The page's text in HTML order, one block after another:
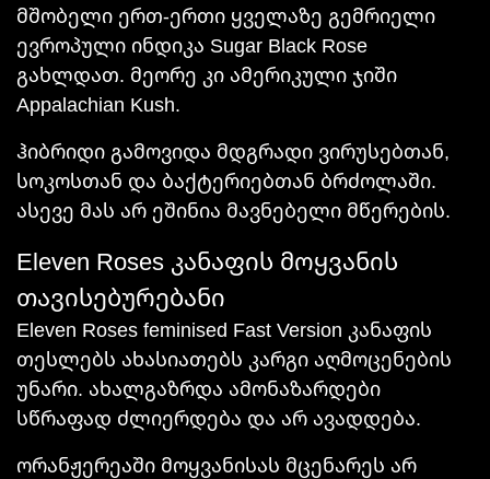
მშობელი ერთ-ერთი ყველაზე გემრიელი
ევროპული ინდიკა Sugar Black Rose
გახლდათ. მეორე კი ამერიკული ჯიში
Appalachian Kush.
ჰიბრიდი გამოვიდა მდგრადი ვირუსებთან,
სოკოსთან და ბაქტერიებთან ბრძოლაში.
ასევე მას არ ეშინია მავნებელი მწერების.
Eleven Roses კანაფის მოყვანის
თავისებურებანი
Eleven Roses feminised Fast Version კანაფის
თესლებს ახასიათებს კარგი აღმოცენების
უნარი. ახალგაზრდა ამონაზარდები
სწრაფად ძლიერდება და არ ავადდება.
ორანჟერეაში მოყვანისას მცენარეს არ